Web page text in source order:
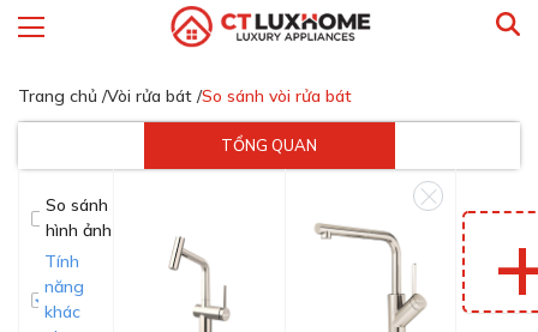
Trang chủ /Vòi rửa bát /So sánh vòi rửa bát
TỔNG QUAN
So sánh
hình ảnh
Tính
năng
khác